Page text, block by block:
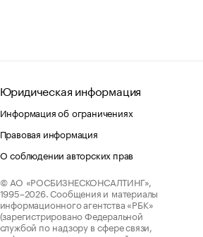
Юридическая информация
Информация об ограничениях
Правовая информация
О соблюдении авторских прав
© АО «РОСБИЗНЕСКОНСАЛТИНГ»,
1995–2026. Сообщения и материалы
информационного агентства «РБК»
(зарегистрировано Федеральной
службой по надзору в сфере связи,